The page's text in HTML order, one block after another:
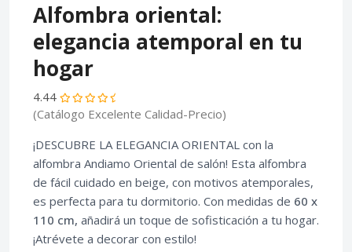
Alfombra oriental:
elegancia atemporal en tu
hogar
4.44
(Catálogo Excelente Calidad-Precio)
¡DESCUBRE LA ELEGANCIA ORIENTAL con la
alfombra Andiamo Oriental de salón! Esta alfombra
de fácil cuidado en beige, con motivos atemporales,
es perfecta para tu dormitorio. Con medidas de 60 x
110 cm, añadirá un toque de sofisticación a tu hogar.
¡Atrévete a decorar con estilo!